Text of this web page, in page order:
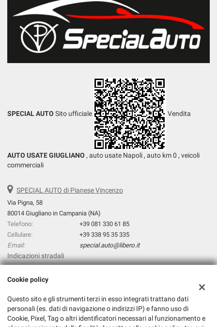
SPECIAL AUTO Sito ufficiale Vendita
AUTO USATE GIUGLIANO , auto usate Napoli , auto km 0 , veicoli
commerciali
SPECIAL AUTO di Pianese Vincenzo
Via Pigna, 58
80014 Giugliano in Campania (NA)
Telefono:
+39 081 330 61 85
Cellulare:
+39 338 95 35 335
Email:
special.auto@libero.it
Indicazioni stradali
Special Auto di Pianese Vincenzo
Via prolungamento Pigna, 31, Giugliano in Campania (NA)
C.F/P.IVA: 06303381211
Cookie policy
Questo sito e gli strumenti terzi in esso integrati trattano dati
personali (es. dati di navigazione o indirizzi IP) e fanno uso di
Cookie, Pixel, Tag o altri identificatori necessari al funzionamento e